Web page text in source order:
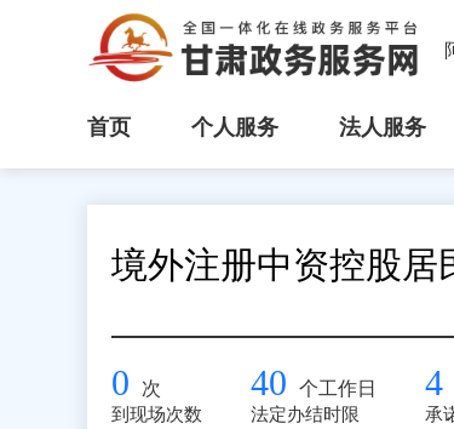
首页 个人服务 法人服务
境外注册中资控股居
0 次
到现场次数
40 个工作日
法定办结时限
4
承